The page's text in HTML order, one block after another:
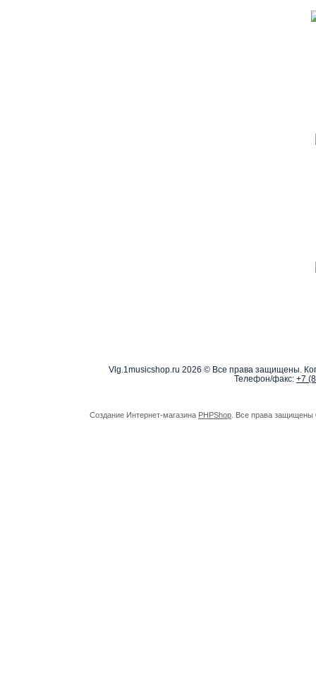
Vlg.1musicshop.ru 2026 © Все права защищены.
Телефон/факс: +7
Создание Интернет-магазина PHPShop . Все права защищены